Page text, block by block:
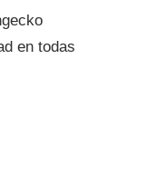
en todas